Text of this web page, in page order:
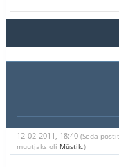
12-02-2011, 18:40 (Seda
muutjaks oli Müstik.)